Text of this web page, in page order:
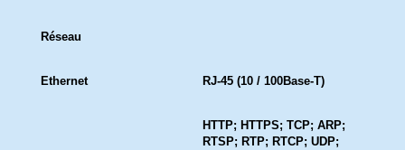
Réseau
Ethernet RJ-45 (10 / 100Base-T)
HTTP; HTTPS; TCP; ARP;
RTSP; RTP; RTCP; UDP;